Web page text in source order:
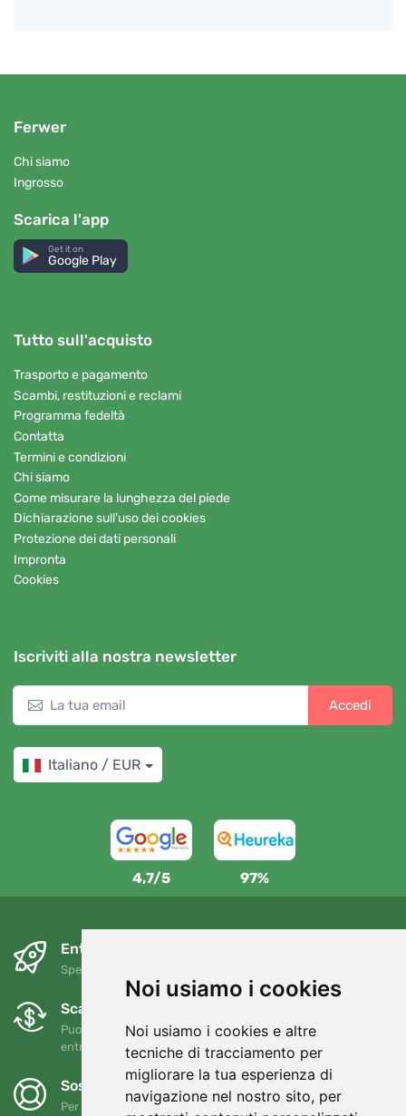
Noi usiamo i cookies
Noi usiamo i cookies e altre
tecniche di tracciamento per
migliorare la tua esperienza di
navigazione nel nostro sito, per
Ferwer
Chi siamo
Ingrosso
Scarica l'app
Get it on
Google Play
Tutto sull'acquisto
Trasporto e pagamento
Scambi, restituzioni e reclami
Programma fedeltà
Contatta
Termini e condizioni
Chi siamo
Come misurare la lunghezza del piede
Dichiarazione sull'uso dei cookies
Protezione dei dati personali
Impronta
Cookies
Iscriviti alla nostra newsletter
Accedi
Italiano / EUR
4,7/5 97%
Entro il giorno successivo e gratuitamente
Spedizione gratuita per ordini superiori a 80 EUR
Scambi e resi gratuiti
Puoi restituire o cambiare il tuo ordine in qualsiasi momento
entro 90 giorni
Sosteniamo Trees.org
Per ogni ordine piantiamo un albero! Leggi di piùChi siamo